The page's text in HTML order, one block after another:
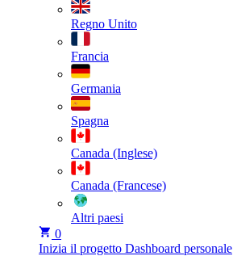
Regno Unito
Francia
Germania
Spagna
Canada (Inglese)
Canada (Francese)
Altri paesi
0
Inizia il progetto Dashboard personale